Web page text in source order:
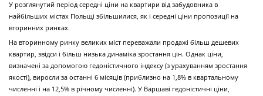
У розглянутий період середні ціни на квартири від забудовника в
найбільших містах Польщі збільшилися, як і середні ціни пропозиції на
вторинних ринках.
На вторинному ринку великих міст переважали продажі більш дешевих
квартир, звідси і більш низька динаміка зростання цін. Однак ціни,
визначені за допомогою гедоністичного індексу (з урахуванням зростання
якості), виросли за останні 6 місяців (приблизно на 1,8% в квартальному
численні і на 12,5% в річному численні). У Варшаві гедоністичні ціни,